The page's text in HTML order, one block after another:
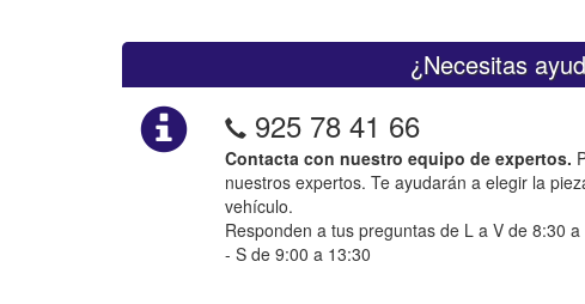
¿Necesitas
925 78 41 66
Contacta con nuestro equipo de expertos.
nuestros expertos. Te ayudarán a elegir la
vehículo.
Responden a tus preguntas de L a V de 8:30
- S de 9:00 a 13:30